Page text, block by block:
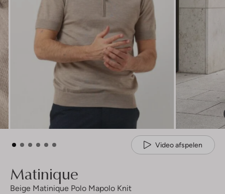
Video afspelen
Matinique
Beige Matinique Polo Mapolo Knit